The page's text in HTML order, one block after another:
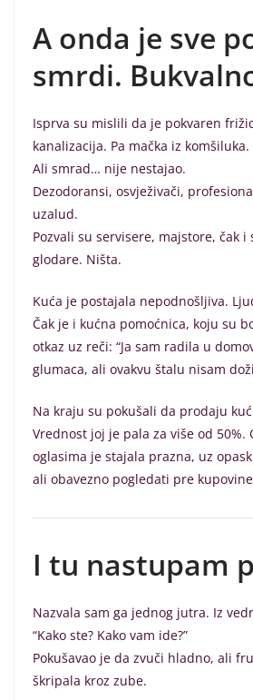
A onda je sve
smrdi.
Isprva su mislili da je pokvaren
kanalizacija. Pa mačka iz komšiluka.
Ali smrad… nije nestajao.
Dezodoransi, osvježivači,
uzalud.
Pozvali su servisere, majstore, čak i
glodare. Ništa.
Kuća je postajala nepodnošljiva.
Čak je i kućna pomoćnica, koju su
otkaz uz reči: “Ja sam radila u
glumaca, ali ovakvu štalu nisam
Na kraju su pokušali da prodaju
Vrednost joj je pala za više od 50%.
oglasima je stajala prazna, uz
ali obavezno pogledati pre
I tu nastupam
Nazvala sam ga jednog jutra. Iz
“Kako ste? Kako vam ide?”
Pokušavao je da zvuči hladno, ali
škripala kroz zube.